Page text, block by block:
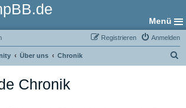
Menü
Anmelden
Registrieren
Über uns Chronik
Chronik